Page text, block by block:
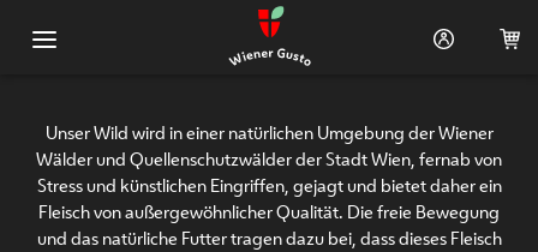
Unser Wild wird in einer natürlichen Umgebung der Wiener
Wälder und Quellenschutzwälder der Stadt Wien, fernab von
Stress und künstlichen Eingriffen, gejagt und bietet daher ein
Fleisch von außergewöhnlicher Qualität. Die freie Bewegung
und das natürliche Futter tragen dazu bei, dass dieses Fleisch
Warenkorb (0)
Rezeptideen